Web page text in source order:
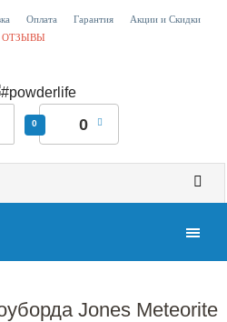
Оплата Гарантия
Акции и Скидки
ОТЗЫВЫ
0 0
Jones Meteorite